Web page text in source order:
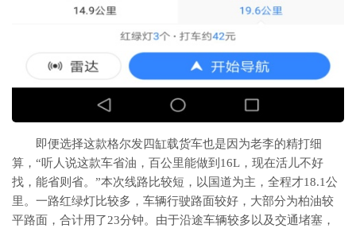
即便选择这款格尔发四缸载货车也是因为老李的精打细
算，“听人说这款车省油，百公里能做到16L，现在活儿不好
找，能省则省。”本次线路比较短，以国道为主，全程才18.1公
里。一路红绿灯比较多，车辆行驶路面较好，大部分为柏油较
平路面，合计用了23分钟。由于沿途车辆较多以及交通堵塞，